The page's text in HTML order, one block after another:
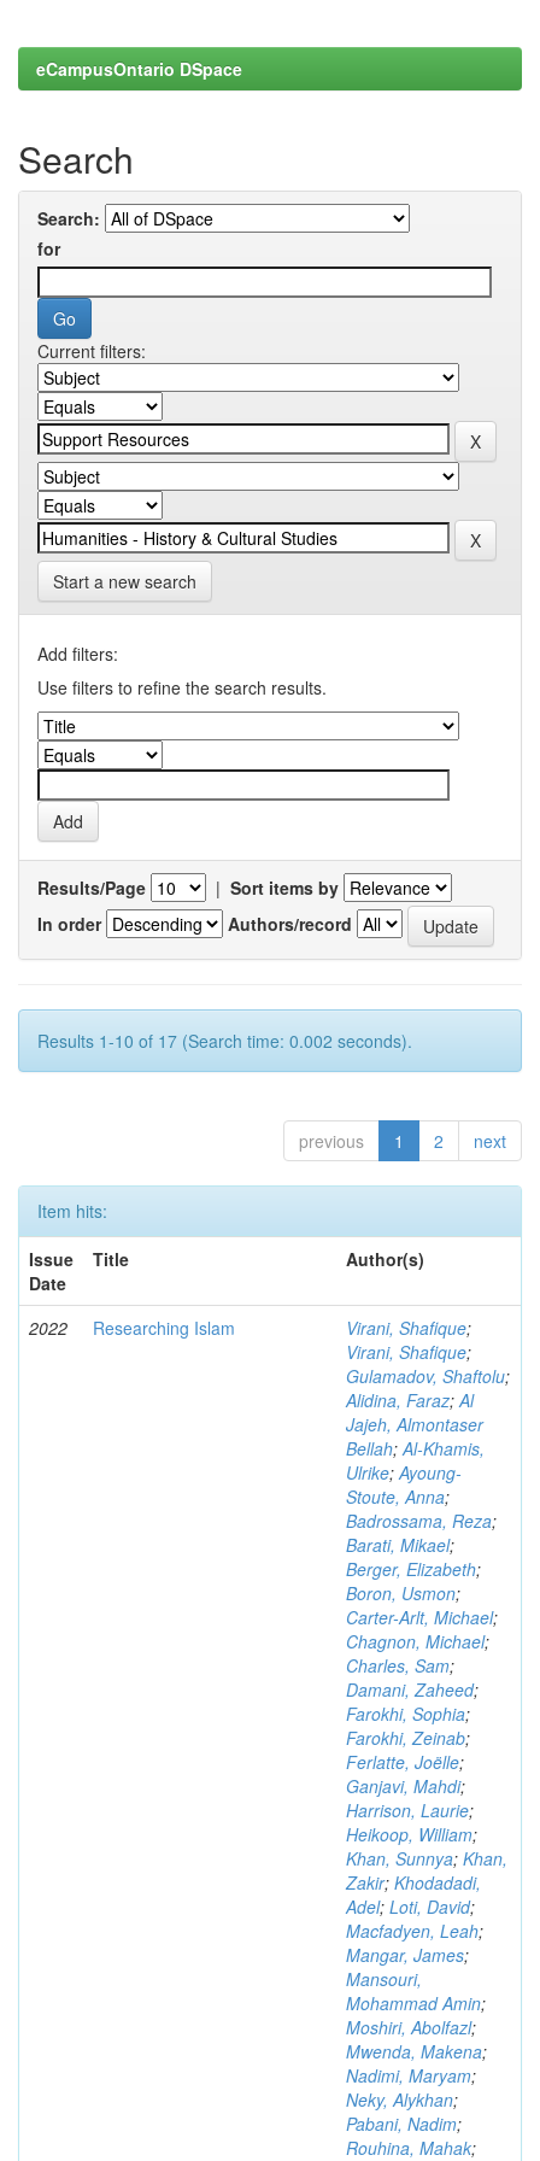
eCampusOntario DSpace
Search
Search:
for
Current filters:
Start a new search
Add filters:
Use filters to refine the search results.
Results/Page | Sort items by
In order
Authors/record
Results 1-10 of 17 (Search time: 0.002 seconds).
previous 1 2 next
Item hits:
Issue
Date
Title Author(s)
2022 Researching Islam Virani, Shafique;
Virani, Shafique;
Gulamadov, Shaftolu;
Alidina, Faraz;Al
Jajeh, Almontaser
Bellah;Al-Khamis,
Ulrike;Ayoung-
Stoute, Anna;
Badrossama, Reza;
Barati, Mikael;
Berger, Elizabeth;
Boron, Usmon;
Carter-Arlt, Michael;
Chagnon, Michael;
Charles, Sam;
Damani, Zaheed;
Farokhi, Sophia;
Farokhi, Zeinab;
Ferlatte, Joëlle;
Ganjavi, Mahdi;
Harrison, Laurie;
Heikoop, William;
Khan, Sunnya; Khan,
Zakir; Khodadadi,
Adel; Loti, David;
Macfadyen, Leah;
Mangar, James;
Mansouri,
Mohammad Amin;
Moshiri, Abolfazl;
Mwenda, Makena;
Nadimi, Maryam;
Neky, Alykhan;
Pabani, Nadim;
Rouhina, Mahak;